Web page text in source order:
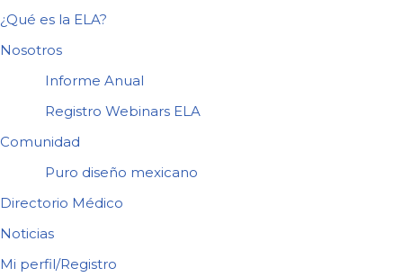
¿Qué es la ELA?
Nosotros
Informe Anual
Registro Webinars ELA
Comunidad
Puro diseño mexicano
Directorio Médico
Noticias
Mi perfil/Registro